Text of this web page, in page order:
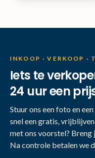
INKOOP · VERKOOP ·
Iets te
24 uur een
Stuur ons een foto en
snel een gratis,
met ons voorstel? Breng
Na controle betalen we